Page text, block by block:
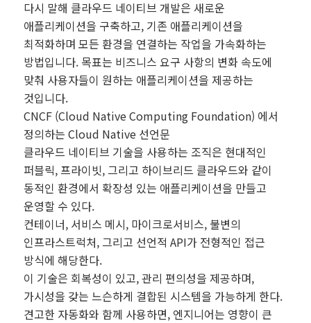
다시 말해 클라우드 네이티브 개발은 새로운
애플리케이션을 구축하고, 기존 애플리케이션을
최적화하며 모든 환경을 연결하는 작업을 가속화하는
방법입니다. 목표는 비즈니스 요구 사항의 변화 속도에
맞춰 사용자들이 원하는 애플리케이션을 제공하는
것입니다.
CNCF (Cloud Native Computing Foundation) 에서
정의하는 Cloud Native 선언문
클라우드 네이티브 기술을 사용하는 조직은 현대적인
퍼블릭, 프라이빗, 그리고 하이브리드 클라우드와 같이
동적인 환경에서 확장성 있는 애플리케이션을 만들고
운영할 수 있다.
컨테이너, 서비스 메시, 마이크로서비스, 불변의
인프라스트럭처, 그리고 선언적 API가 전형적인 접근
방식에 해당한다.
이 기술은 회복성이 있고, 관리 편의성을 제공하며,
가시성을 갖는 느슨하게 결합된 시스템을 가능하게 한다.
견고한 자동화와 함께 사용하면, 엔지니어는 영향이 큰